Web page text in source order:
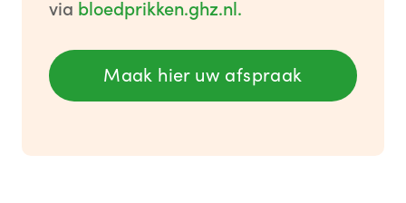
via bloedprikken.ghz.nl.
Maak hier uw afspraak